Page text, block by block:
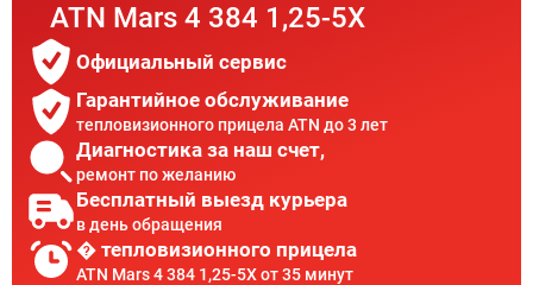
ATN Mars 4 384 1,25-5X
Официальный сервис
Гарантийное обслуживание
тепловизионного прицела ATN до 3 лет
Диагностика за наш счет,
ремонт по желанию
Бесплатный выезд курьера
в день обращения
� тепловизионного прицела
ATN Mars 4 384 1,25-5X от 35 минут